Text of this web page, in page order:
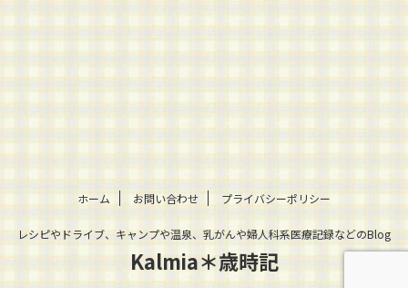
ホーム お問い合わせ プライバシーポリシー
レシピやドライブ、キャンプや温泉、乳がんや婦人科系医療記録などのBlog
Kalmia＊歳時記